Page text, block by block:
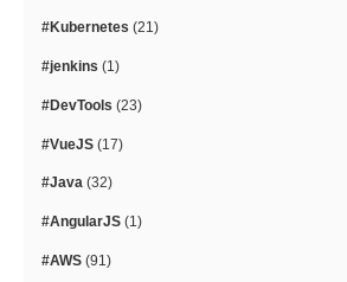
#Kubernetes (21)
#jenkins (1)
#DevTools (23)
#VueJS (17)
#Java (32)
#AngularJS (1)
#AWS (91)